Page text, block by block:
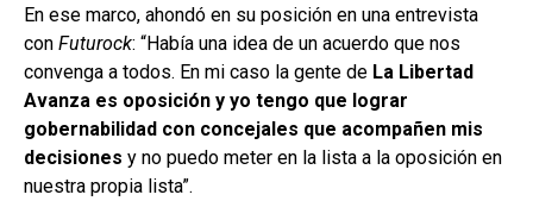
En ese marco, ahondó en su posición en una entrevista
con Futurock: “Había una idea de un acuerdo que nos
convenga a todos. En mi caso la gente de La Libertad
Avanza es oposición y yo tengo que lograr
gobernabilidad con concejales que acompañen mis
decisiones y no puedo meter en la lista a la oposición en
nuestra propia lista”.